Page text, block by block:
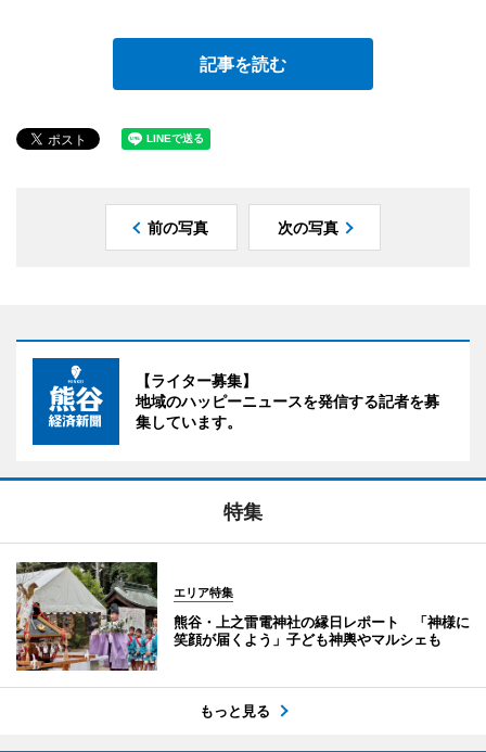
記事を読む
前の写真 次の写真
【ライター募集】
地域のハッピーニュースを発信する記者を募
集しています。
特集
エリア特集
熊谷・上之雷電神社の縁日レポート 「神様に
笑顔が届くよう」子ども神輿やマルシェも
もっと見る